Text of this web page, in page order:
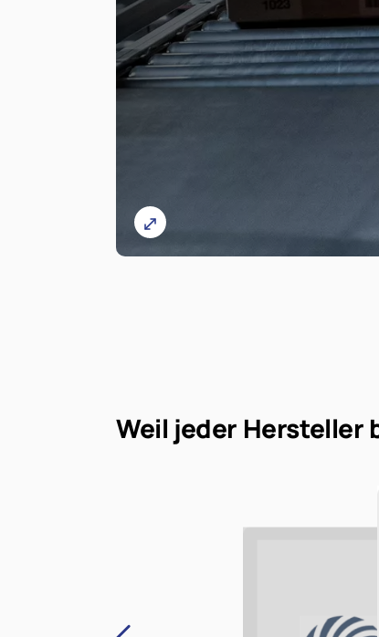
Mehr Infos
Weil jeder Hersteller